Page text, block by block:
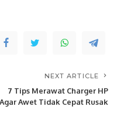
NEXT ARTICLE
7 Tips Merawat Charger HP
Agar Awet Tidak Cepat Rusak